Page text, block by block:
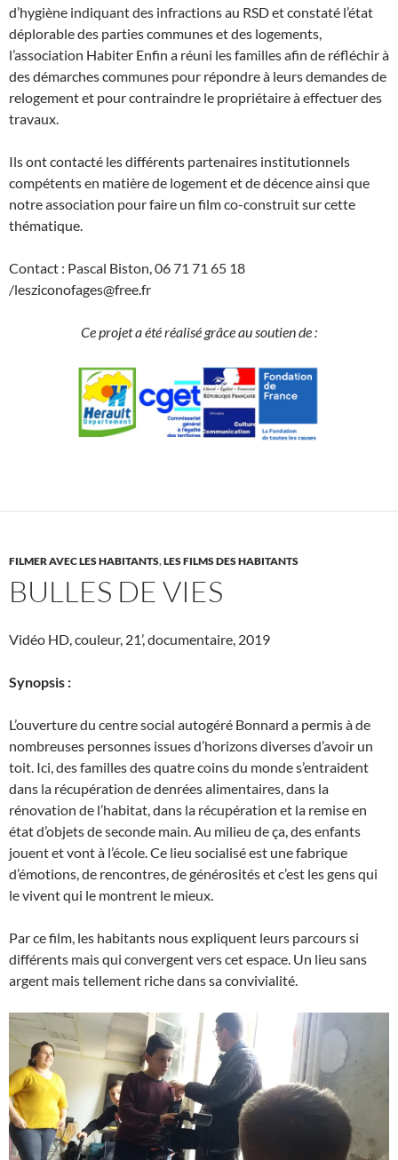
d’hygiène indiquant des infractions au RSD et constaté l’état
déplorable des parties communes et des logements,
l’association Habiter Enfin a réuni les familles afin de réfléchir à
des démarches communes pour répondre à leurs demandes de
relogement et pour contraindre le propriétaire à effectuer des
travaux.
Ils ont contacté les différents partenaires institutionnels
compétents en matière de logement et de décence ainsi que
notre association pour faire un film co-construit sur cette
thématique.
Contact : Pascal Biston, 06 71 71 65 18
/lesziconofages@free.fr
Ce projet a été réalisé grâce au soutien de :
FILMER AVEC LES HABITANTS,LES FILMS DES HABITANTS
BULLES DE VIES
Vidéo HD, couleur, 21’, documentaire, 2019
Synopsis :
L’ouverture du centre social autogéré Bonnard a permis à de
nombreuses personnes issues d’horizons diverses d’avoir un
toit. Ici, des familles des quatre coins du monde s’entraident
dans la récupération de denrées alimentaires, dans la
rénovation de l’habitat, dans la récupération et la remise en
état d’objets de seconde main. Au milieu de ça, des enfants
jouent et vont à l’école. Ce lieu socialisé est une fabrique
d’émotions, de rencontres, de générosités et c’est les gens qui
le vivent qui le montrent le mieux.
Par ce film, les habitants nous expliquent leurs parcours si
différents mais qui convergent vers cet espace. Un lieu sans
argent mais tellement riche dans sa convivialité.